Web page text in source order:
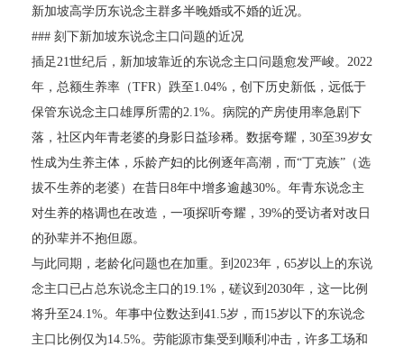
新加坡高学历东说念主群多半晚婚或不婚的近况。
### 刻下新加坡东说念主口问题的近况
插足21世纪后，新加坡靠近的东说念主口问题愈发严峻。2022
年，总额生养率（TFR）跌至1.04%，创下历史新低，远低于
保管东说念主口雄厚所需的2.1%。病院的产房使用率急剧下
落，社区内年青老婆的身影日益珍稀。数据夸耀，30至39岁女
性成为生养主体，乐龄产妇的比例逐年高潮，而“丁克族”（选
拔不生养的老婆）在昔日8年中增多逾越30%。年青东说念主
对生养的格调也在改造，一项探听夸耀，39%的受访者对改日
的孙辈并不抱但愿。
与此同期，老龄化问题也在加重。到2023年，65岁以上的东说
念主口已占总东说念主口的19.1%，磋议到2030年，这一比例
将升至24.1%。年事中位数达到41.5岁，而15岁以下的东说念
主口比例仅为14.5%。劳能源市集受到顺利冲击，许多工场和